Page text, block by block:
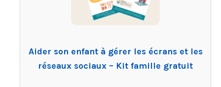
Aider son enfant à gérer les écrans et les
réseaux sociaux – Kit famille gratuit